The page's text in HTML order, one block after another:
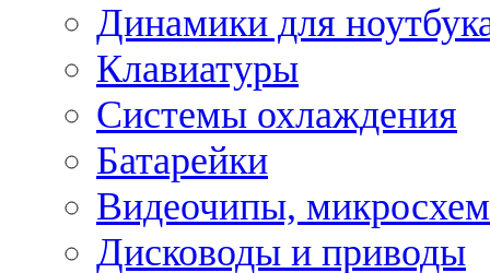
Динамики для
Клавиатуры
Системы охлаждения
Батарейки
Видеочипы,
Дисководы и приводы